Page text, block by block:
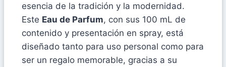
esencia de la tradición y la modernidad.
Este Eau de Parfum, con sus 100 mL de
contenido y presentación en spray, está
diseñado tanto para uso personal como para
ser un regalo memorable, gracias a su